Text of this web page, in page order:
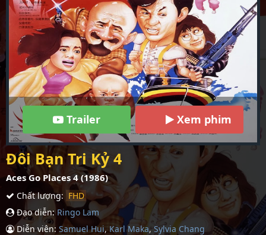
Trailer Xem phim
Đôi Bạn Tri Kỷ 4
Aces Go Places 4 (1986)
Chất lượng: FHD
Đạo diễn: Ringo Lam
Diễn viên: Samuel Hui,Karl Maka, Sylvia Chang